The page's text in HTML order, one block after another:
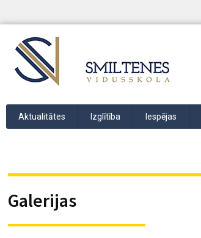
Aktualitātes Izglītība Iespējas
Galerijas